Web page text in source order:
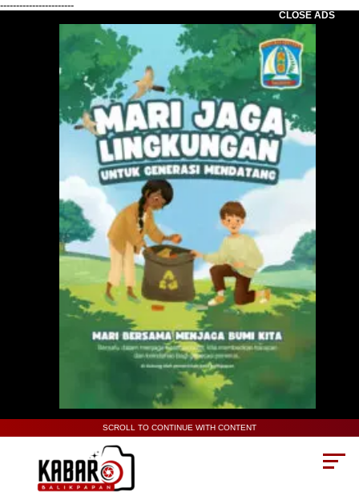
-----------------------
CLOSE ADS
SCROLL TO CONTINUE WITH CONTENT